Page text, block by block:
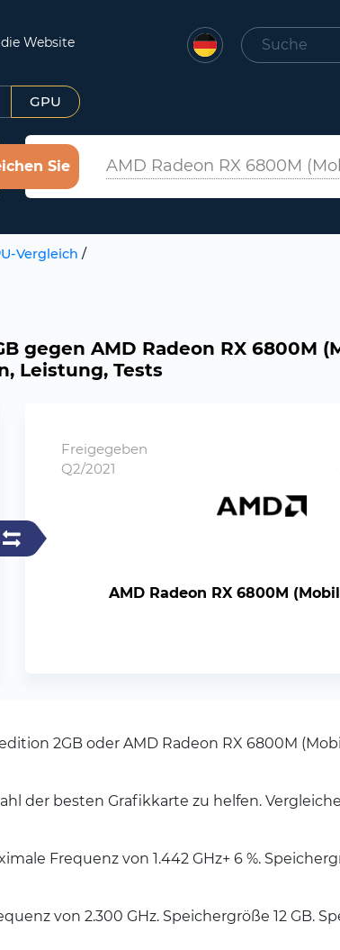
Website
GPU
AMD Radeon RX 6800M
Sie
Vergleich /
gegen AMD Radeon RX 6800M
Leistung, Tests
Freigegeben
Q2/2021
AMD Radeon RX 6800M
2GB oder AMD Radeon RX 6800M
der besten Grafikkarte zu helfen.
Frequenz von 1.442 GHz+ 6 %.
von 2.300 GHz. Speichergröße 12 GB.